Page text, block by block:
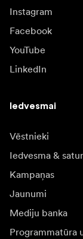
Instagram
Facebook
YouTube
LinkedIn
Iedvesmai
Vēstnieki
Iedvesma &
Kampaņas
Jaunumi
Mediju banka
Programmatūra